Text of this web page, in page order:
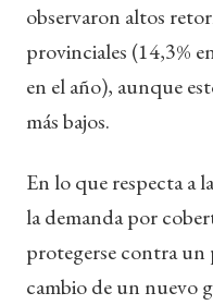
observaron altos
provinciales (14,3%
en el año), aunque
más bajos.
En lo que respecta a
la demanda por
protegerse contra un
cambio de un nuevo